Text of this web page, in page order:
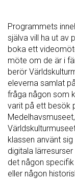
Programmets
själva vill ha ut av
boka ett
möte om de är i
berör
eleverna samlat
fråga någon som
varit på ett besök
klassen använt
digitala
det någon
eller någon